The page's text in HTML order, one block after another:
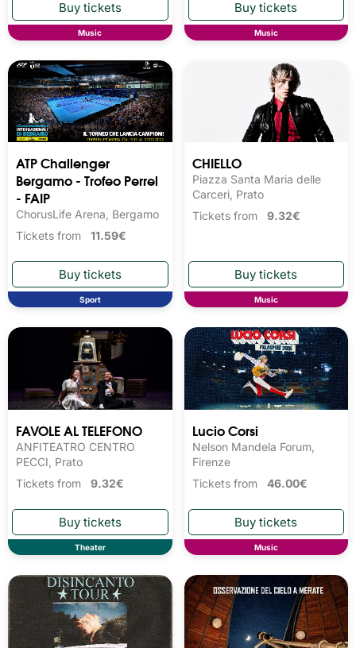
Music Music
ATP Challenger
Bergamo - Trofeo Perrel
- FAIP
ChorusLife Arena, Bergamo
Tickets from 11.59€
Sport
CHIELLO
Piazza Santa Maria delle
Carceri, Prato
Tickets from 9.32€
Music
FAVOLE AL TELEFONO
ANFITEATRO CENTRO
PECCI, Prato
Tickets from 9.32€
Theater
Lucio Corsi
Nelson Mandela Forum,
Firenze
Tickets from 46.00€
Music